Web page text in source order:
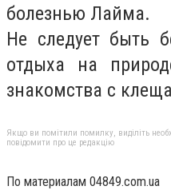
болезнью Лайма.
Не следует быть
отдыха на
знакомства с
Якщо ви помітили помилку, виділіть
повідомити про це редакцію
По материалам 04849.com.ua